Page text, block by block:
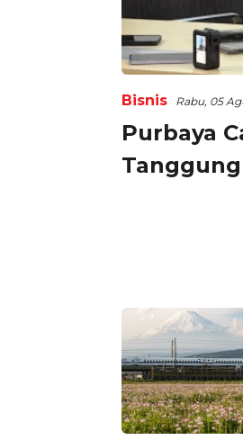
Bisnis Rabu, 05
Purbaya